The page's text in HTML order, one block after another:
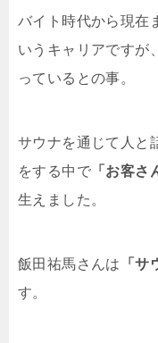
バイト時代から現在
いうキャリアですが
っているとの事。
サウナを通じて人と
をする中で 「お客さ
生えました。
飯田祐馬さんは 「サ
す。